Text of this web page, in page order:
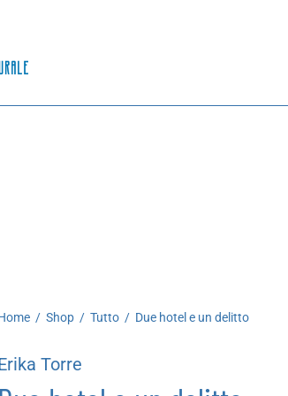
/ Shop / Tutto / Due hotel e un delitto
Torre